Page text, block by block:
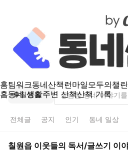
홈팀워크동네산책런마일모두의챌
홈동네 생활주변 산책산책 기록
칠원읍
전체글 공지 인기 동네 일상
칠원읍 이웃들의 독서/글쓰기 이